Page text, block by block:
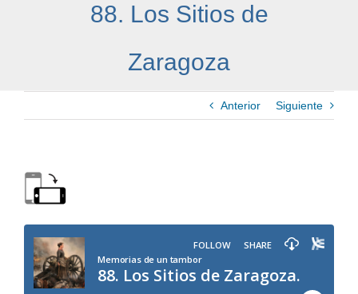
88. Los Sitios de
Zaragoza
Anterior Siguiente